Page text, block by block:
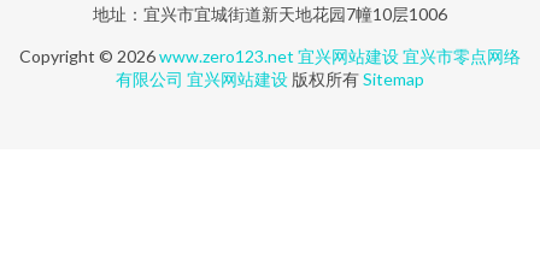
地址：宜兴市宜城街道新天地花园7幢10层1006
Copyright © 2026www.zero123.net 宜兴网站建设宜兴市零点网络
有限公司 宜兴网站建设 版权所有Sitemap